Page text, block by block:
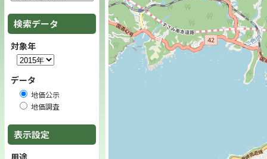
検索データ
対象年
データ
地価公示
地価調査
表示設定
用途